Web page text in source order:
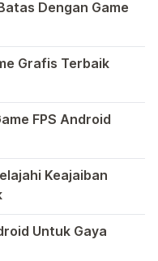
Dengan Game
ada satu genre
Grafis Terbaik
kita bermain game,
FPS Android
di era digital saat ini,
Keajaiban
escape telah mencuri
Untuk Gaya